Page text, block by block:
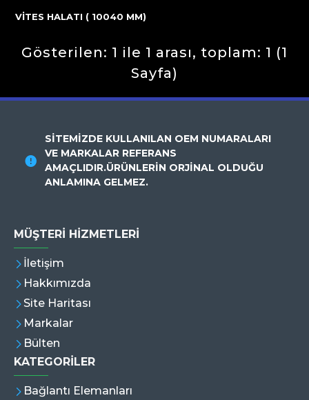
VİTES HALATI ( 10040 MM)
Gösterilen: 1 ile 1 arası, toplam: 1 (1
Sayfa)
SİTEMİZDE KULLANILAN OEM NUMARALARI
VE MARKALAR REFERANS
AMAÇLIDIR.ÜRÜNLERİN ORJİNAL OLDUĞU
ANLAMINA GELMEZ.
MÜŞTERI HIZMETLERI
İletişim
Hakkımızda
Site Haritası
Markalar
Bülten
KATEGORİLER
Bağlantı Elemanları